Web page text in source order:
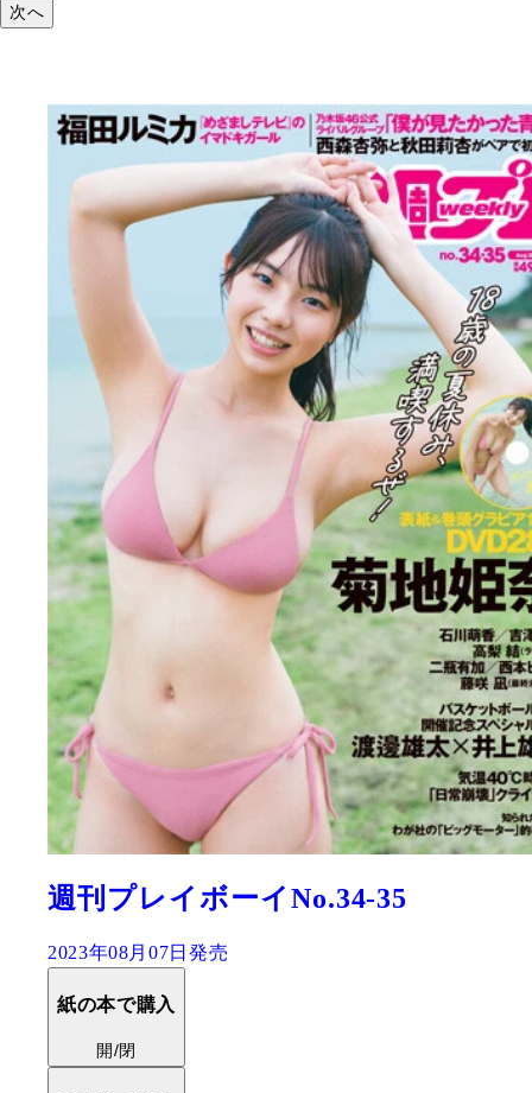
次へ
週刊プレイボーイNo.34-35
2023年08月07日発売
紙の本で購入
開/閉